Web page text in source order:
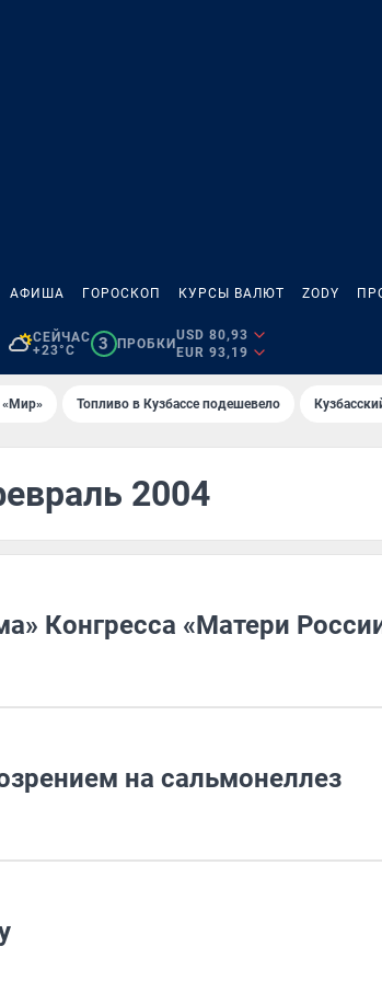
АФИША ГОРОСКОП КУРСЫ ВАЛЮТ ZODY
СЕЙЧАС
+23°C
3 ПРОБКИ
USD 80,93
EUR 93,19
«Мир» Топливо в Кузбассе подешевело
2004
Конгресса «Матери
на сальмонеллез